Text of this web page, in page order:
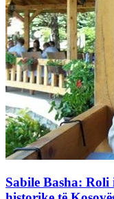
Sabile Basha: Roli